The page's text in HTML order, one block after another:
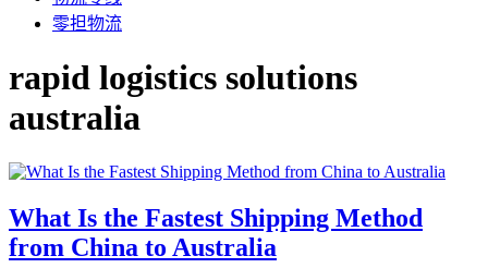
零担物流
rapid logistics solutions
australia
What Is the Fastest Shipping Method
from China to Australia